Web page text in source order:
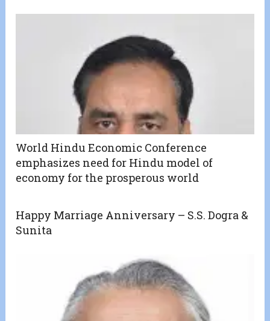
World Hindu Economic Conference
emphasizes need for Hindu model of
economy for the prosperous world
Happy Marriage Anniversary – S.S. Dogra &
Sunita